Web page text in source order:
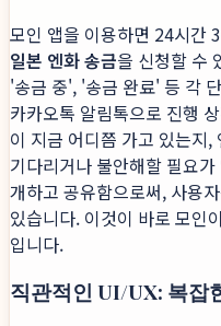
모인 앱을 이용하면 24시간
일본 엔화 송금을 신청할 수
'송금 중', '송금 완료' 등 각
카카오톡 알림톡으로 진행
이 지금 어디쯤 가고 있는지
기다리거나 불안해할 필요
개하고 공유함으로써, 사용
있습니다. 이것이 바로 모인
입니다.
직관적인 UI/UX: 복잡